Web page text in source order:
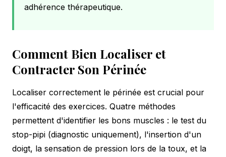
adhérence thérapeutique.
Comment Bien Localiser et
Contracter Son Périnée
Localiser correctement le périnée est crucial pour
l'efficacité des exercices. Quatre méthodes
permettent d'identifier les bons muscles : le test du
stop-pipi (diagnostic uniquement), l'insertion d'un
doigt, la sensation de pression lors de la toux, et la